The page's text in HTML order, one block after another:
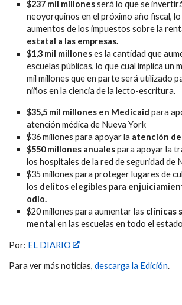
$237 mil millonesserá lo que se
neoyorquinos en el próximo año fiscal,
aumentos de los impuestos sobre la
estatal a las empresas.
$1,3 mil milloneses la cantidad que
escuelas públicas, lo que cual implica un
mil millones que en parte será utilizado
niños en la ciencia de la lecto-escritura.
$35,5 mil millones en Medicaid para
atención médica de Nueva York
$36 millones para apoyar la atención
$550 millones anualespara apoyar la
los hospitales de la red de seguridad de
$35 millones para proteger lugares de
los delitos elegibles para
odio.
$20 millones para aumentar las clínicas
mental en las escuelas en todo el estado
Por: EL DIARIO
Para ver más noticias, descarga la Edición.